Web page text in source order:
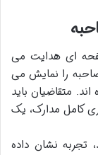
ای هدایت می
را نمایش می
متقاضیان باید
کامل مدارک، یک
، تجربه نشان داده